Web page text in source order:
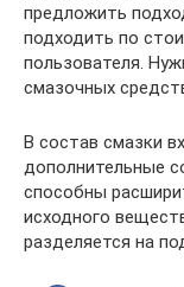
предложить
подходить по
пользователя.
смазочных
В состав смазки
дополнительные
способны
исходного
разделяется на